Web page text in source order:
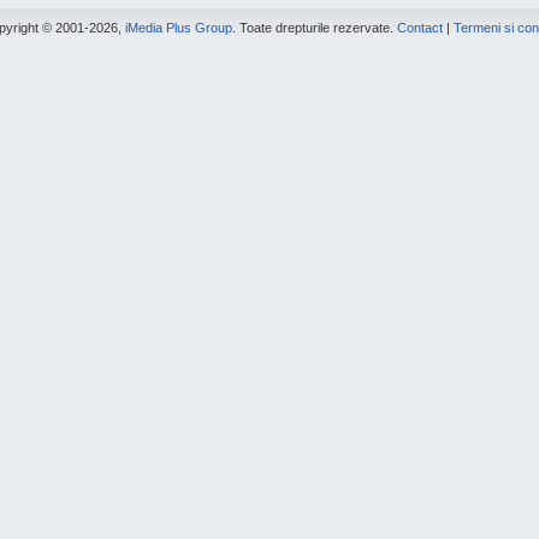
© 2001-2026, iMedia Plus Group . Toate drepturile rezervate. Contact | Termeni si